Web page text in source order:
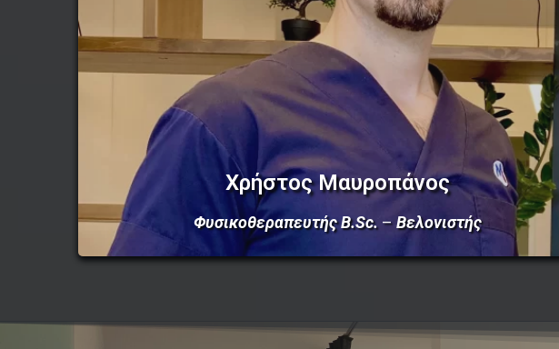
Χρήστος Μαυροπάνος
Φυσικοθεραπευτής B.Sc. –Βελονιστής